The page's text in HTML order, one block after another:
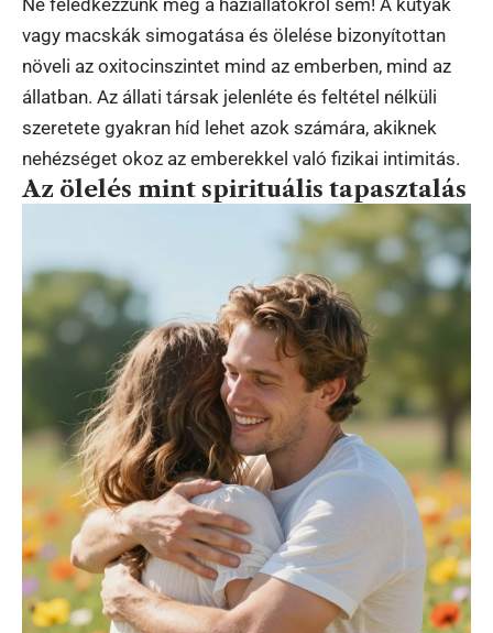
vagy macskák simogatása és ölelése bizonyítottan
növeli az oxitocinszintet mind az emberben, mind az
állatban. Az állati társak jelenléte és feltétel nélküli
szeretete gyakran híd lehet azok számára, akiknek
nehézséget okoz az emberekkel való fizikai intimitás.
Az ölelés mint spirituális tapasztalás